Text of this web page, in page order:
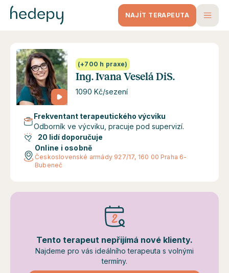
NAJÍT TERAPEUTA
(+700 h praxe)
Ing. Ivana Veselá DiS.
1090 Kč/sezení
Frekventant terapeutického výcviku
Odborník ve výcviku, pracuje pod supervizí.
20 lidí doporučuje
Online i osobně
Československé armády 927/17, 160 00 Praha 6-
Bubeneč
Tento terapeut nepřijímá nové klienty.
Najdeme pro vás ideálního terapeuta s volnými
termíny.